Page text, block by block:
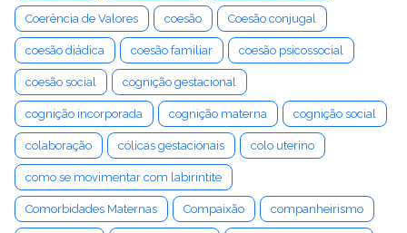
Coerência de Valores coesão Coesão conjugal
coesão diádica coesão familiar coesão psicossocial
coesão social cognição gestacional
cognição incorporada cognição materna cognição social
colaboração cólicas gestacionais colo uterino
como se movimentar com labirintite
Comorbidades Maternas Compaixão companheirismo